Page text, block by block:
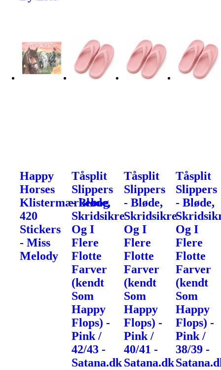
Happy
Horses
Klistermærkebog
420
Stickers
- Miss
Melody
Tåsplit
Slippers
- Bløde,
Skridsikre
Og I
Flere
Flotte
Farver
(kendt
Som
Happy
Flops) -
Pink /
42/43 -
Satana.dk
Tåsplit
Slippers
- Bløde,
Skridsikre
Og I
Flere
Flotte
Farver
(kendt
Som
Happy
Flops) -
Pink /
40/41 -
Satana.dk
Tåsplit
Slippers
- Bløde,
Og I
Flere
Flotte
Farver
(kendt
Som
Happy
Flops) -
Pink /
38/39 -